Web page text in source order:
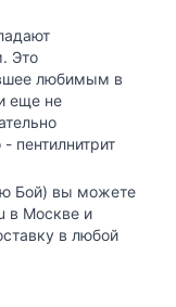
Это
любимым в
еще не
пентилнитрит
Бой) вы можете
в Москве и
в любой